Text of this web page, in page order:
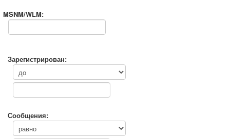
MSNM/WLM:
Зарегистрирован:
Сообщения: